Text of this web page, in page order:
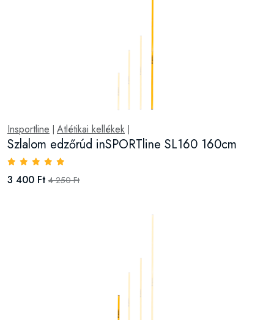
Insportline Atlétikai kellékek
Szlalom edzőrúd inSPORTline SL160 160cm
3 400 Ft 4 250 Ft